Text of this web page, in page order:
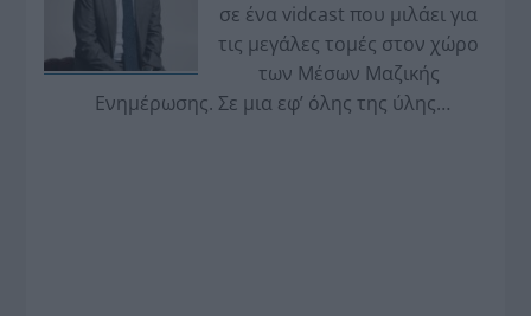
σε ένα vidcast που μιλάει για
τις μεγάλες τομές στον χώρο
των Μέσων Μαζικής
Ενημέρωσης. Σε μια εφ’ όλης της ύλης